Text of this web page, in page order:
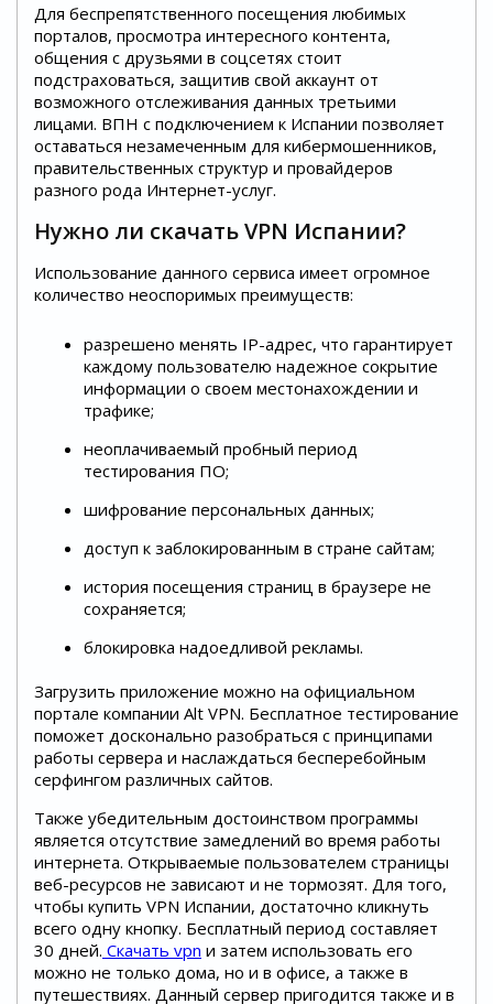
Для беспрепятственного посещения любимых
порталов, просмотра интересного контента,
общения с друзьями в соцсетях стоит
подстраховаться, защитив свой аккаунт от
возможного отслеживания данных третьими
лицами. ВПН с подключением к Испании позволяет
оставаться незамеченным для кибермошенников,
правительственных структур и провайдеров
разного рода Интернет-услуг.
Нужно ли скачать VPN Испании?
Использование данного сервиса имеет огромное
количество неоспоримых преимуществ:
разрешено менять IP-адрес, что гарантирует
каждому пользователю надежное сокрытие
информации о своем местонахождении и
трафике;
неоплачиваемый пробный период
тестирования ПО;
шифрование персональных данных;
доступ к заблокированным в стране сайтам;
история посещения страниц в браузере не
сохраняется;
блокировка надоедливой рекламы.
Загрузить приложение можно на официальном
портале компании Alt VPN. Бесплатное тестирование
поможет досконально разобраться с принципами
работы сервера и наслаждаться бесперебойным
серфингом различных сайтов.
Также убедительным достоинством программы
является отсутствие замедлений во время работы
интернета. Открываемые пользователем страницы
веб-ресурсов не зависают и не тормозят. Для того,
чтобы купить VPN Испании, достаточно кликнуть
всего одну кнопку. Бесплатный период составляет
30 дней. Скачать vpn и затем использовать его
можно не только дома, но и в офисе, а также в
путешествиях. Данный сервер пригодится также и в